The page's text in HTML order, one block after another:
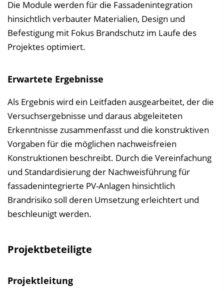
Die Module werden für die Fassadenintegration
hinsichtlich verbauter Materialien, Design und
Befestigung mit Fokus Brandschutz im Laufe des
Projektes optimiert.
Erwartete Ergebnisse
Als Ergebnis wird ein Leitfaden ausgearbeitet, der die
Versuchsergebnisse und daraus abgeleiteten
Erkenntnisse zusammenfasst und die konstruktiven
Vorgaben für die möglichen nachweisfreien
Konstruktionen beschreibt. Durch die Vereinfachung
und Standardisierung der Nachweisführung für
fassadenintegrierte PV-Anlagen hinsichtlich
Brandrisiko soll deren Umsetzung erleichtert und
beschleunigt werden.
Projektbeteiligte
Projektleitung